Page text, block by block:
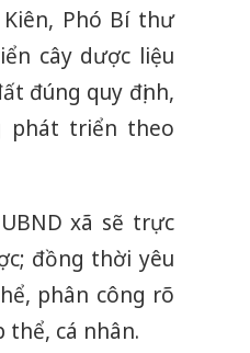
Phó Bí thư
cây dược liệu
đúng quy định,
phát triển theo
xã sẽ trực
đồng thời yêu
phân công rõ
cá nhân.
chủ mưu đường dây
bán hàng giả tại
Quốc ra đầu thú